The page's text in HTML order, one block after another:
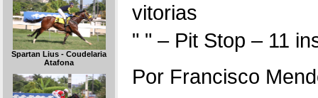
Spartan Lius - Coudelaria
Atafona
vitorias
" " – Pit Stop – 11
Por Francisco